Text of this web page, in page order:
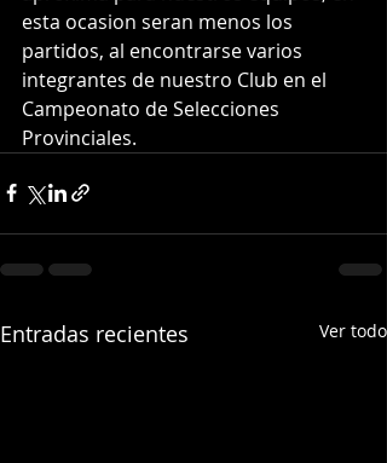
esta ocasion seran menos los
partidos, al encontrarse varios
integrantes de nuestro Club en el
Campeonato de Selecciones
Provinciales.
Entradas recientes Ver todo